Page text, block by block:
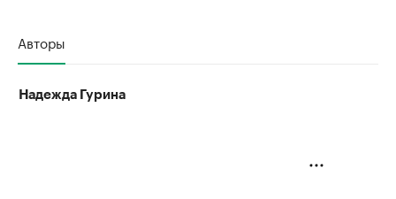
Авторы
Надежда Гурина